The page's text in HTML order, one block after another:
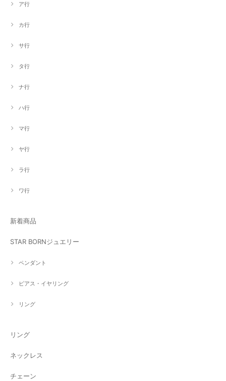
ア行
カ行
サ行
タ行
ナ行
ハ行
マ行
ヤ行
ラ行
ワ行
新着商品
STAR BORNジュエリー
ペンダント
ピアス・イヤリング
リング
リング
ネックレス
チェーン